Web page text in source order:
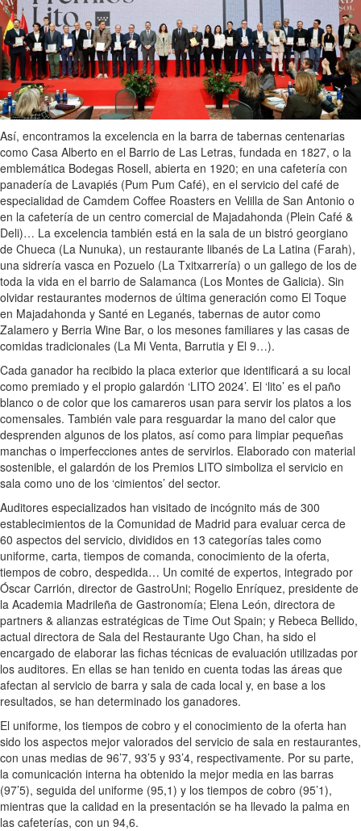
Así, encontramos la excelencia en la barra de tabernas centenarias
como Casa Alberto en el Barrio de Las Letras, fundada en 1827, o la
emblemática Bodegas Rosell, abierta en 1920; en una cafetería con
panadería de Lavapiés (Pum Pum Café), en el servicio del café de
especialidad de Camdem Coffee Roasters en Velilla de San Antonio o
en la cafetería de un centro comercial de Majadahonda (Plein Café &
Deli)… La excelencia también está en la sala de un bistró georgiano
de Chueca (La Nunuka), un restaurante libanés de La Latina (Farah),
una sidrería vasca en Pozuelo (La Txitxarrería) o un gallego de los de
toda la vida en el barrio de Salamanca (Los Montes de Galicia). Sin
olvidar restaurantes modernos de última generación como El Toque
en Majadahonda y Santé en Leganés, tabernas de autor como
Zalamero y Berria Wine Bar, o los mesones familiares y las casas de
comidas tradicionales (La Mi Venta, Barrutia y El 9…).
Cada ganador ha recibido la placa exterior que identificará a su local
como premiado y el propio galardón ‘LITO 2024’. El ‘lito’ es el paño
blanco o de color que los camareros usan para servir los platos a los
comensales. También vale para resguardar la mano del calor que
desprenden algunos de los platos, así como para limpiar pequeñas
manchas o imperfecciones antes de servirlos. Elaborado con material
sostenible, el galardón de los Premios LITO simboliza el servicio en
sala como uno de los ‘cimientos’ del sector.
Auditores especializados han visitado de incógnito más de 300
establecimientos de la Comunidad de Madrid para evaluar cerca de
60 aspectos del servicio, divididos en 13 categorías tales como
uniforme, carta, tiempos de comanda, conocimiento de la oferta,
tiempos de cobro, despedida… Un comité de expertos, integrado por
Óscar Carrión, director de GastroUni; Rogelio Enríquez, presidente de
la Academia Madrileña de Gastronomía; Elena León, directora de
partners & alianzas estratégicas de Time Out Spain; y Rebeca Bellido,
actual directora de Sala del Restaurante Ugo Chan, ha sido el
encargado de elaborar las fichas técnicas de evaluación utilizadas por
los auditores. En ellas se han tenido en cuenta todas las áreas que
afectan al servicio de barra y sala de cada local y, en base a los
resultados, se han determinado los ganadores.
El uniforme, los tiempos de cobro y el conocimiento de la oferta han
sido los aspectos mejor valorados del servicio de sala en restaurantes,
con unas medias de 96’7, 93’5 y 93’4, respectivamente. Por su parte,
la comunicación interna ha obtenido la mejor media en las barras
(97’5), seguida del uniforme (95,1) y los tiempos de cobro (95’1),
mientras que la calidad en la presentación se ha llevado la palma en
las cafeterías, con un 94,6.